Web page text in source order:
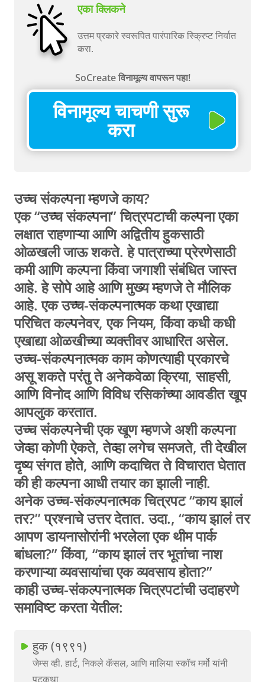
एका क्लिकने
उत्तम प्रकारे स्वरूपित पारंपारिक स्क्रिप्ट निर्यात
करा.
SoCreate विनामूल्य वापरून पहा!
विनामूल्य चाचणी सुरू
करा
उच्च संकल्पना म्हणजे काय?
एक “उच्च संकल्पना” चित्रपटाची कल्पना एका
लक्षात राहणाऱ्या आणि अद्वितीय हुकसाठी
ओळखली जाऊ शकते. हे पात्राच्या प्रेरणेसाठी
कमी आणि कल्पना किंवा जगाशी संबंधित जास्त
आहे. हे सोपे आहे आणि मुख्य म्हणजे ते मौलिक
आहे. एक उच्च-संकल्पनात्मक कथा एखाद्या
परिचित कल्पनेवर, एक नियम, किंवा कधी कधी
एखाद्या ओळखीच्या व्यक्तीवर आधारित असेल.
उच्च-संकल्पनात्मक काम कोणत्याही प्रकारचे
असू शकते परंतु ते अनेकवेळा क्रिया, साहसी,
आणि विनोद आणि विविध रसिकांच्या आवडीत खूप
आपलुक करतात.
उच्च संकल्पनेची एक खूण म्हणजे अशी कल्पना
जेव्हा कोणी ऐकते, तेव्हा लगेच समजते, ती देखील
दृष्य संगत होते, आणि कदाचित ते विचारात घेतात
की ही कल्पना आधी तयार का झाली नाही.
अनेक उच्च-संकल्पनात्मक चित्रपट “काय झालं
तर?” प्रश्नाचे उत्तर देतात. उदा., “काय झालं तर
आपण डायनासोरांनी भरलेला एक थीम पार्क
बांधला?” किंवा, “काय झालं तर भूतांचा नाश
करणाऱ्या व्यवसायांचा एक व्यवसाय होता?”
काही उच्च-संकल्पनात्मक चित्रपटांची उदाहरणे
समाविष्ट करता येतील:
हुक (१९९१)
जेम्स व्ही. हार्ट, निकले कॅसल, आणि मालिया स्कॉच मर्मो यांनी
पटकथा